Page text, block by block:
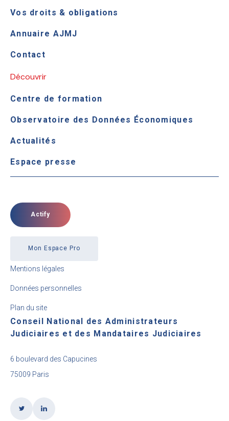
Vos droits & obligations
Annuaire AJMJ
Contact
Découvrir
Centre de formation
Observatoire des Données Économiques
Actualités
Espace presse
Actify
Mon Espace Pro
Mentions légales
Données personnelles
Plan du site
Conseil National des Administrateurs
Judiciaires et des Mandataires Judiciaires
6 boulevard des Capucines
75009 Paris